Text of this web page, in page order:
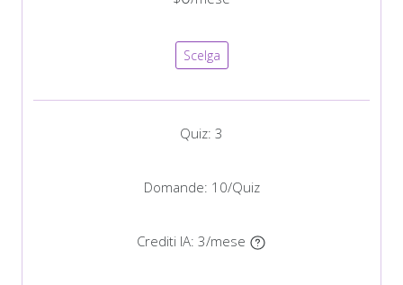
Scelga
Quiz: 3
Domande: 10/Quiz
Crediti IA: 3/mese